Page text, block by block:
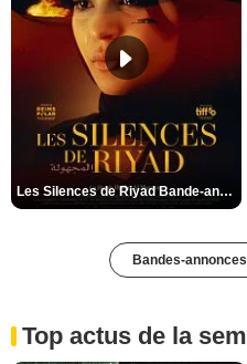
Les Silences de Riyad Bande-annonce VO STFR
Bandes-
Top actus de la